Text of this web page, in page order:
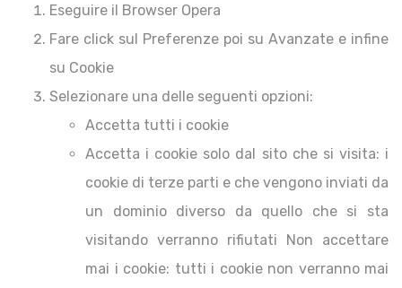
Eseguire il Browser Opera
Fare click sul Preferenze poi su Avanzate e infine
su Cookie
Selezionare una delle seguenti opzioni:
Accetta tutti i cookie
Accetta i cookie solo dal sito che si visita: i
cookie di terze parti e che vengono inviati da
un dominio diverso da quello che si sta
visitando verranno rifiutati Non accettare
mai i cookie: tutti i cookie non verranno mai